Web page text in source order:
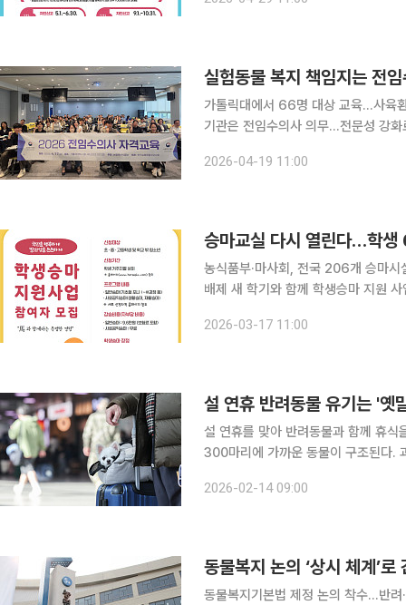
실험동물 복지 책임지는 전
가톨릭대에서 66명 대상 교육…사육
기관은 전임수의사 의무…전문성 강화로 복지 수준 제고 실험동
가 커지는 상황에서, 실험동물을 다
2026-04-19 11:00
승마교실 다시 열린다…학생
농식품부·마사회, 전국 206개 승마시
배제 새 학기와 함께 학생승마 지원 사업이 본격 시작됐다. 올해는 전국 6만명을 대상으로 승마 체
한다. 체험 기회를 넓히는 데 그치지
2026-03-17 11:00
설 연휴 반려동물 유기는 '옛
설 연휴를 맞아 반려동물과 함께 휴
300마리에 가까운 동물이 구조된다.
지적이 나온다. 동물 유기가 형사 처
2026-02-14 09:00
동물복지 논의 ‘상시 체계’
동물복지기본법 제정 논의 착수…반려